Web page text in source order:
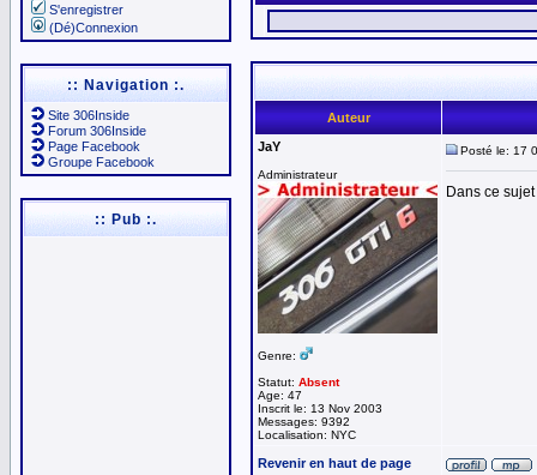
S'enregistrer
(Dé)Connexion
:: Navigation :.
Site 306Inside
Forum 306Inside
Page Facebook
Groupe Facebook
:: Pub :.
Auteur
JaY
Administrateur
Genre:
Statut: Absent
Age: 47
Inscrit le: 13 Nov 2003
Messages: 9392
Localisation: NYC
Posté le: 17
Dans ce
Revenir en haut de page